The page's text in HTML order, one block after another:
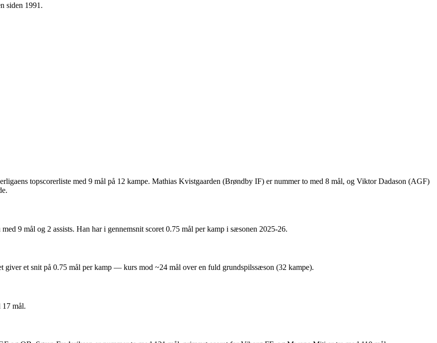
siden 1991.
topscorerliste med 9 mål på 12 kampe. Mathias Kvistgaarden (Brøndby IF) er nummer to med 8 mål, og Viktor Dadason (AGF)
9 mål og 2 assists. Han har i gennemsnit scoret 0.75 mål per kamp i sæsonen 2025-26.
giver et snit på 0.75 mål per kamp — kurs mod ~24 mål over en fuld grundspilssæson (32 kampe).
17 mål.